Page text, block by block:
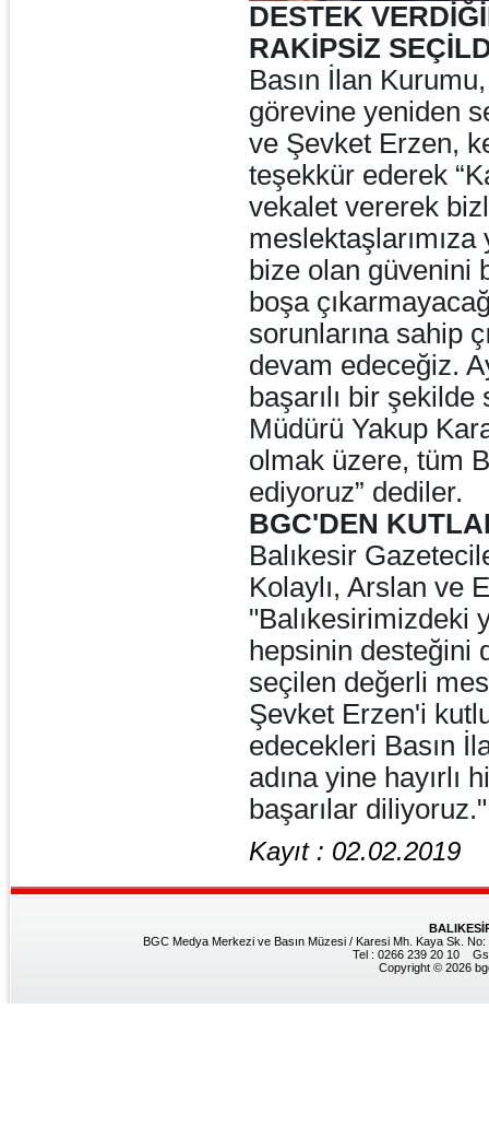
DESTEK
RAKİPSİZ
Basın İlan
görevine yeniden
ve Şevket Erzen,
teşekkür ederek
vekalet vererek
bize olan güvenini
boşa
sorunlarına sahip
devam edeceğiz.
başarılı bir
Müdürü Yakup
olmak üzere, tüm
ediyoruz” dediler.
BGC'DEN
Balıkesir
Kolaylı, Arslan ve
"Balıkesirimizdeki
hepsinin desteğini
seçilen değerli
Şevket Erzen'i
edecekleri Basın
adına yine hayırlı
başarılar diliyoruz."
Kayıt : 02.02.2019
BGC Medya Merkezi ve Basın Müzesi / Karesi Mh. Kaya Sk.
Tel : 0266 239 20 10
Copyright © 2026